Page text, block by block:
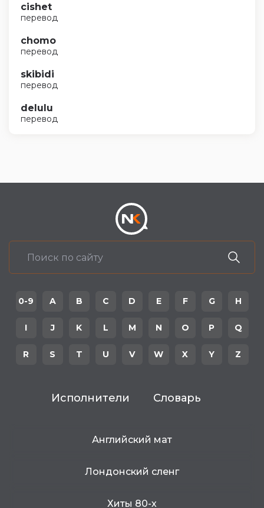
cishet
перевод
chomo
перевод
skibidi
перевод
delulu
перевод
0-9 A B C D E F G H
I J K L M N O P Q
R S T U V W X Y Z
Исполнители Словарь
Английский мат
Лондонский сленг
Хиты 80-х